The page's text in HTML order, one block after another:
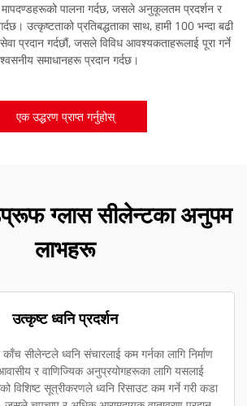
मापदण्डहरूको पालना गर्दछ, जसले अनुकूलतम प्रदर्शन र
उत्कृष्टताको प्रतिबद्धताका साथ, हामी 100 भन्दा बढी
प्रदान गर्दछौं, जसले विविध आवश्यकताहरूलाई पूरा गर्ने
समाधानहरू प्रदान गर्दछ।
एक उद्धरण प्राप्त गर्नुहोस्
ग्लास सीलेन्टका अनुपम
लाभहरू
उत्कृष्ट ध्वनि प्रदर्शन
काँच सीलेन्टले ध्वनि संचारलाई कम गर्नका लागि निर्माण
र वाणिज्यिक अनुप्रयोगहरूका लागि यसलाई
सूत्रीकरणले ध्वनि रिसाउट कम गर्ने गरी कडा